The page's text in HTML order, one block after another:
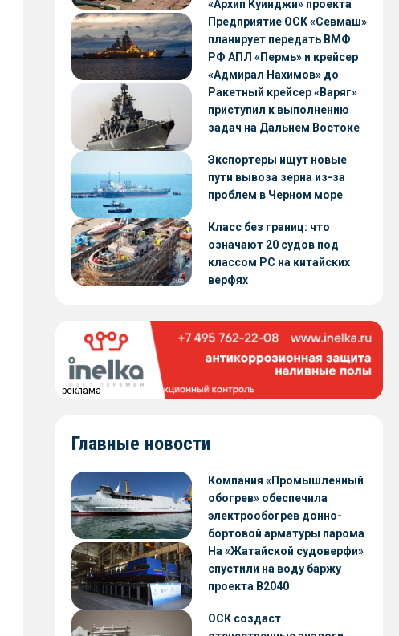
«Архип Куинджи» проекта
RSD59
Предприятие ОСК «Севмаш»
планирует передать ВМФ
РФ АПЛ «Пермь» и крейсер
«Адмирал Нахимов» до
конца 2026 года
Ракетный крейсер «Варяг»
приступил к выполнению
задач на Дальнем Востоке
Экспортеры ищут новые
пути вывоза зерна из-за
проблем в Черном море
Класс без границ: что
означают 20 судов под
классом РС на китайских
верфях
реклама
Главные новости
Компания «Промышленный
обогрев» обеспечила
электрообогрев донно-
бортовой арматуры парома
«Петропавловск» проекта
CNF22
На «Жатайской судоверфи»
спустили на воду баржу
проекта В2040
ОСК создаст